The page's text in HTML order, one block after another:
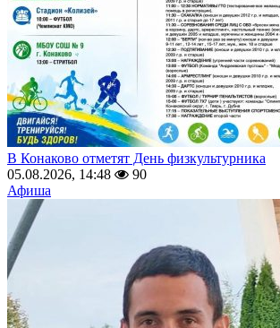
В Конаково отметят День физкультурника
05.08.2026, 14:48
90
Афиша